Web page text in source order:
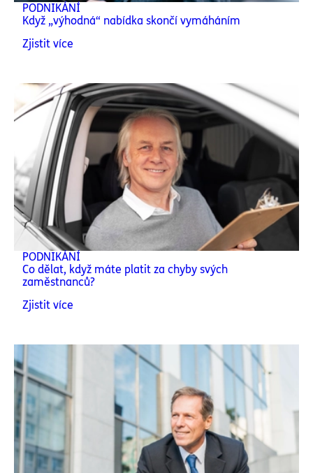
PODNIKÁNÍ
Když „výhodná“ nabídka skončí vymáháním
Zjistit více
PODNIKÁNÍ
Co dělat, když máte platit za chyby svých
zaměstnanců?
Zjistit více